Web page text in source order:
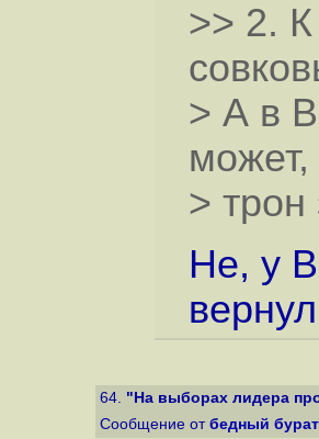
>> 2.
> А в
> трон
Не, у
64. "На выборах лидера
Сообщение от бедный